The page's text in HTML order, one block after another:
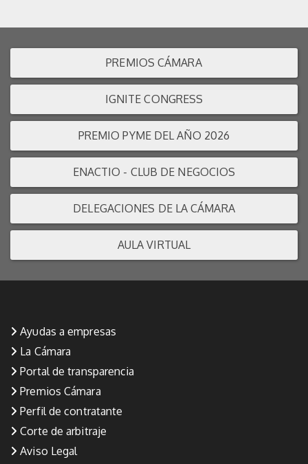
PREMIOS CÁMARA
IGNITE CONGRESS
PREMIO PYME DEL AÑO 2026
ENACTIO - CLUB DE NEGOCIOS
DELEGACIONES DE LA CÁMARA
AULA VIRTUAL
Ayudas a empresas
La Cámara
Portal de transparencia
Premios Cámara
Perfil de contratante
Corte de arbitraje
Aviso Legal